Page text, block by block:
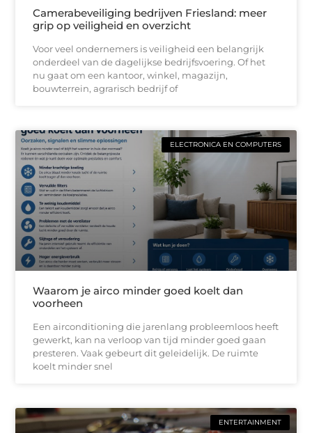
Camerabeveiliging bedrijven Friesland: meer
grip op veiligheid en overzicht
Voor veel ondernemers is veiligheid een belangrijk
onderdeel van de dagelijkse bedrijfsvoering. Of het
nu gaat om een kantoor, winkel, magazijn,
bouwterrein, agrarisch bedrijf of
ELECTRONICA EN COMPUTERS
Waarom je airco minder goed koelt dan
voorheen
Een airconditioning die jarenlang probleemloos heeft
gewerkt, kan na verloop van tijd minder goed gaan
presteren. Vaak gebeurt dit geleidelijk. De ruimte
koelt minder snel
ENTERTAINMENT